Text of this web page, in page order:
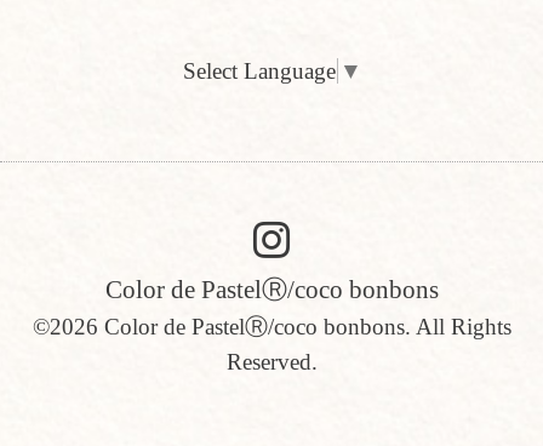
Select Language ▼
Color de PastelⓇ/coco bonbons
©2026 Color de PastelⓇ/coco bonbons. All Rights
Reserved.